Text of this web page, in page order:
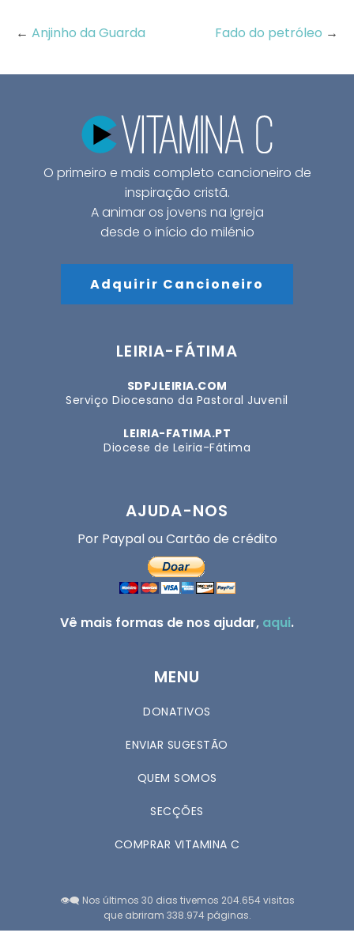
← Anjinho da Guarda Fado do petróleo →
O primeiro e mais completo cancioneiro de
inspiração cristã.
A animar os jovens na Igreja
desde o início do milénio
Adquirir Cancioneiro
LEIRIA-FÁTIMA
SDPJLEIRIA.COM
Serviço Diocesano da Pastoral Juvenil
LEIRIA-FATIMA.PT
Diocese de Leiria-Fátima
AJUDA-NOS
Por Paypal ou Cartão de crédito
Vê mais formas de nos ajudar, aqui.
MENU
DONATIVOS
ENVIAR SUGESTÃO
QUEM SOMOS
SECÇÕES
COMPRAR VITAMINA C
👁️‍🗨️ Nos últimos 30 dias tivemos 204.654 visitas
que abriram 338.974 páginas.